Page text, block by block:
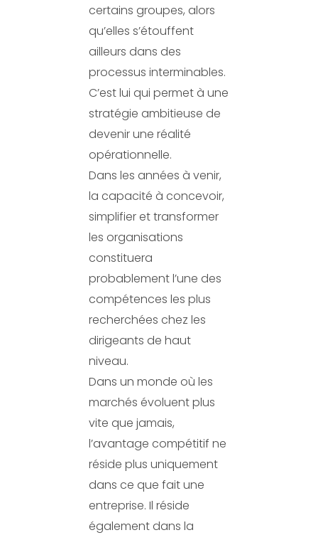
certains groupes, alors
qu’elles s’étouffent
ailleurs dans des
processus interminables.
C’est lui qui permet à une
stratégie ambitieuse de
devenir une réalité
opérationnelle.
Dans les années à venir,
la capacité à concevoir,
simplifier et transformer
les organisations
constituera
probablement l’une des
compétences les plus
recherchées chez les
dirigeants de haut
niveau.
Dans un monde où les
marchés évoluent plus
vite que jamais,
l’avantage compétitif ne
réside plus uniquement
dans ce que fait une
entreprise. Il réside
également dans la